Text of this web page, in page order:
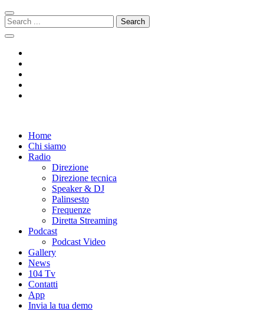
Skip
to
navigation
Skip
to
content
Search
for:
Radio 104
Like It !Home
Chi siamo
Radio
Direzione
Direzione tecnica
Speaker & DJ
Palinsesto
Frequenze
Diretta Streaming
Podcast
Podcast Video
Gallery
News
104 Tv
Contatti
App
Invia la tua demo